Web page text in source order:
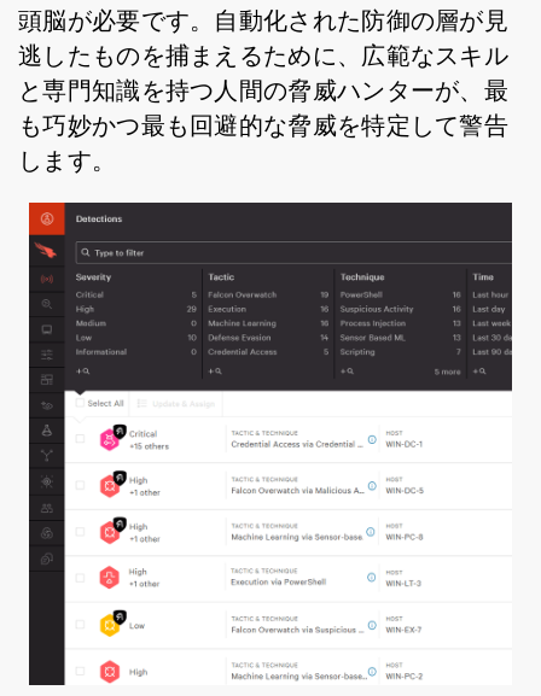
頭脳が必要です。自動化された防御の層が見
逃したものを捕まえるために、広範なスキル
と専門知識を持つ人間の脅威ハンターが、最
も巧妙かつ最も回避的な脅威を特定して警告
します。